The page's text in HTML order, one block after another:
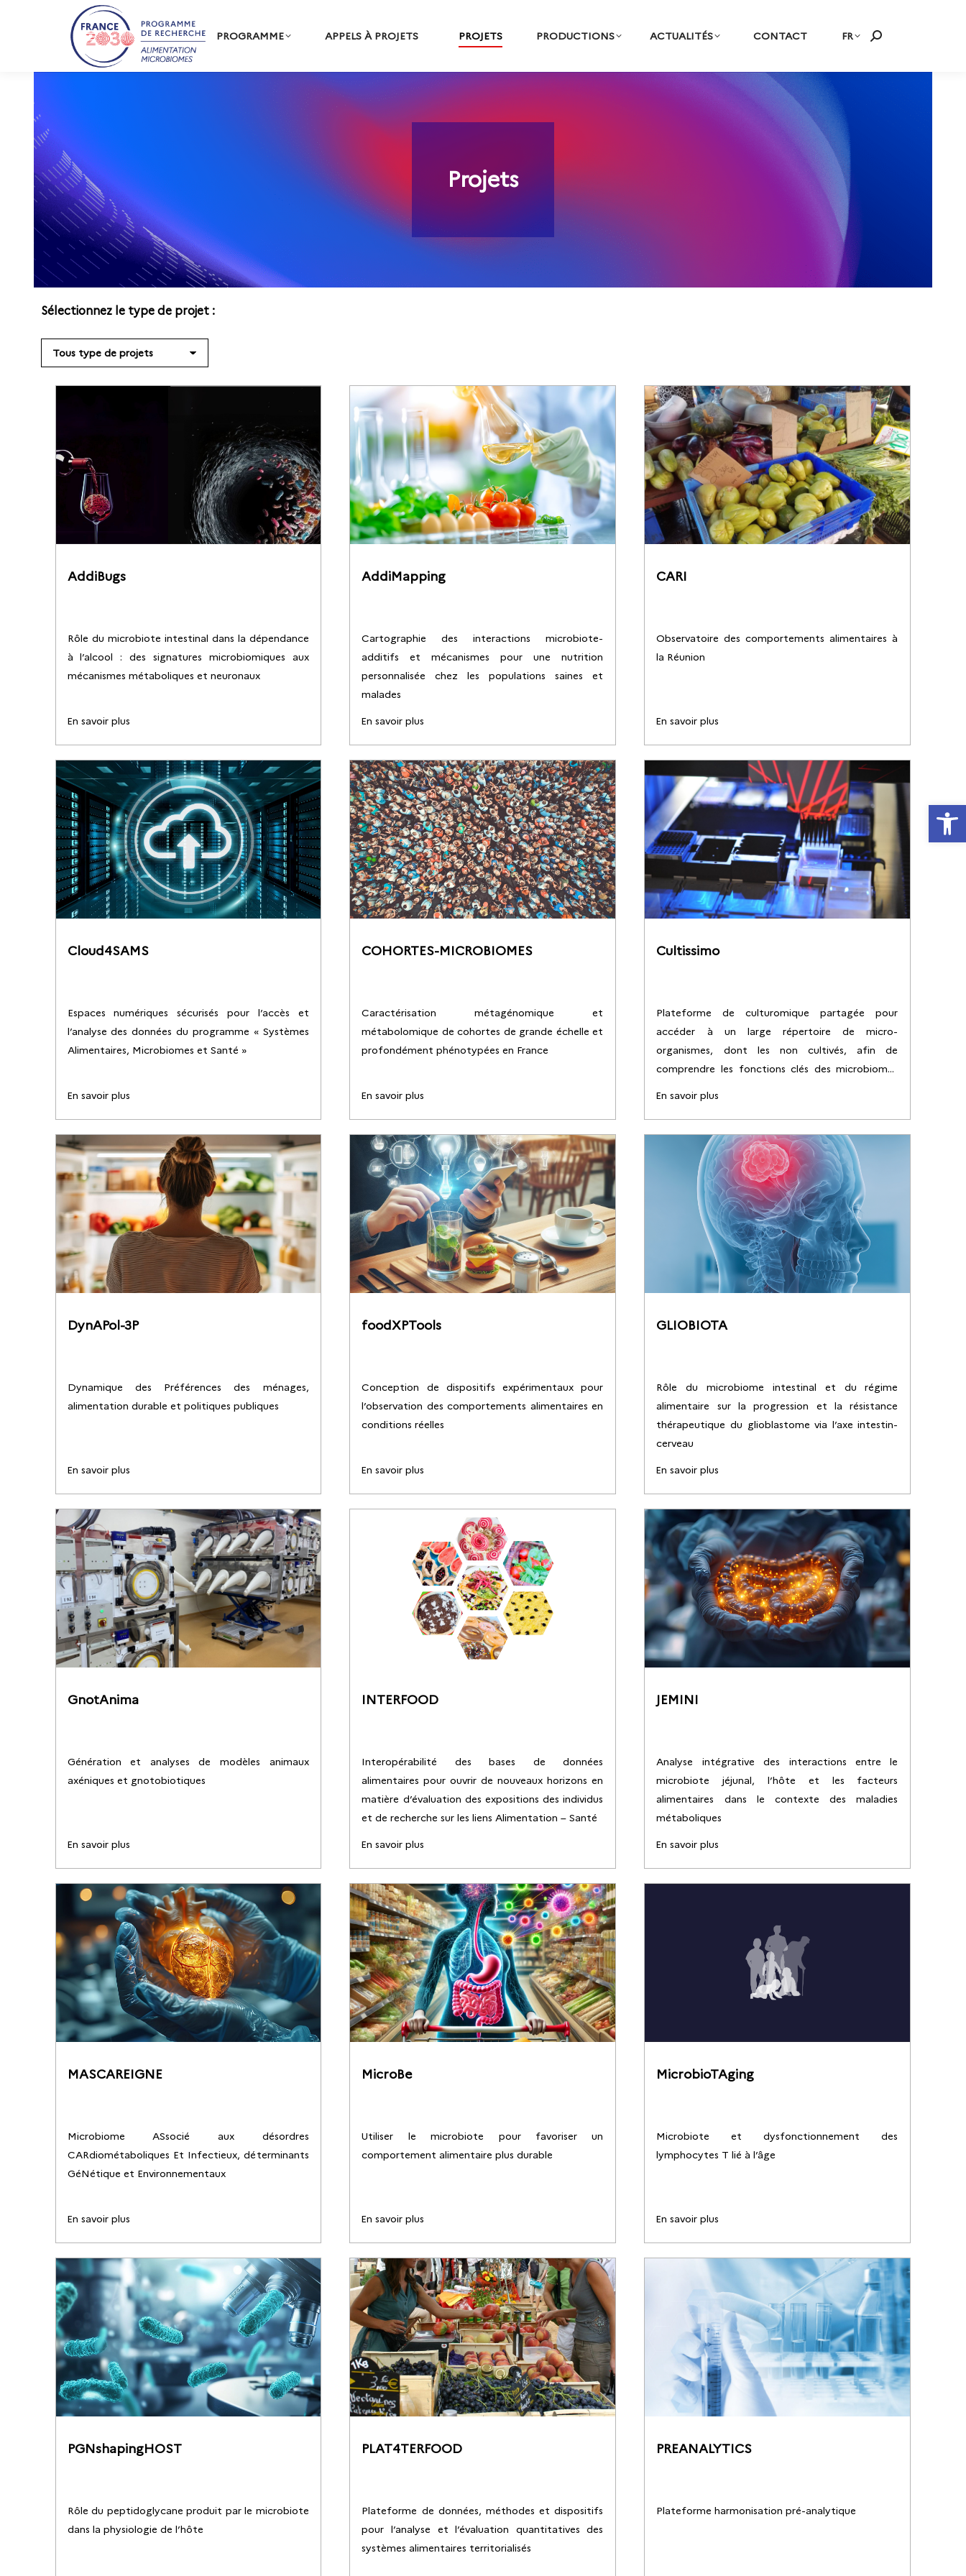
Ouvrir
PROGRAMME APPELS À PROJETS PROJETS PRODUCTIONS ACTUALITÉS CONTACT FR
Recherche
Projets
Vous êtes ici :
Sélectionnez le type de projet :
AddiBugs
Rôle du microbiote intestinal dans la dépendance
à l’alcool : des signatures microbiomiques aux
mécanismes métaboliques et neuronaux
En savoir plus
AddiMapping
Cartographie des interactions microbiote-
additifs et mécanismes pour une nutrition
personnalisée chez les populations saines et
malades
En savoir plus
CARI
Observatoire des comportements alimentaires à
la Réunion
En savoir plus
Cloud4SAMS
Espaces numériques sécurisés pour l’accès et
l’analyse des données du programme « Systèmes
Alimentaires, Microbiomes et Santé »
En savoir plus
COHORTES-MICROBIOMES
Caractérisation métagénomique et
métabolomique de cohortes de grande échelle et
profondément phénotypées en France
En savoir plus
Cultissimo
Plateforme de culturomique partagée pour
accéder à un large répertoire de micro-
organismes, dont les non cultivés, afin de
comprendre les fonctions clés des microbiomes
En savoir plus
DynAPol-3P
Dynamique des Préférences des ménages,
alimentation durable et politiques publiques
En savoir plus
foodXPTools
Conception de dispositifs expérimentaux pour
l’observation des comportements alimentaires en
conditions réelles
En savoir plus
GLIOBIOTA
Rôle du microbiome intestinal et du régime
alimentaire sur la progression et la résistance
thérapeutique du glioblastome via l’axe intestin-
cerveau
En savoir plus
GnotAnima
Génération et analyses de modèles animaux
axéniques et gnotobiotiques
En savoir plus
INTERFOOD
Interopérabilité des bases de données
alimentaires pour ouvrir de nouveaux horizons en
matière d’évaluation des expositions des individus
et de recherche sur les liens Alimentation – Santé
En savoir plus
JEMINI
Analyse intégrative des interactions entre le
microbiote jéjunal, l’hôte et les facteurs
alimentaires dans le contexte des maladies
métaboliques
En savoir plus
MASCAREIGNE
Microbiome ASsocié aux désordres
CARdiométaboliques Et Infectieux, déterminants
GéNétique et Environnementaux
En savoir plus
MicroBe
Utiliser le microbiote pour favoriser un
comportement alimentaire plus durable
En savoir plus
MicrobioTAging
Microbiote et dysfonctionnement des
lymphocytes T lié à l’âge
En savoir plus
PGNshapingHOST
Rôle du peptidoglycane produit par le microbiote
dans la physiologie de l’hôte
PLAT4TERFOOD
Plateforme de données, méthodes et dispositifs
pour l’analyse et l’évaluation quantitatives des
systèmes alimentaires territorialisés
PREANALYTICS
Plateforme harmonisation pré-analytique